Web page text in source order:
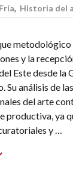
, Historia del
metodológico
y la
Este desde la
Su análisis de
del arte
productiva, ya
y …